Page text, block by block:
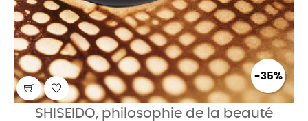
-35%
SHISEIDO, philosophie de la beauté